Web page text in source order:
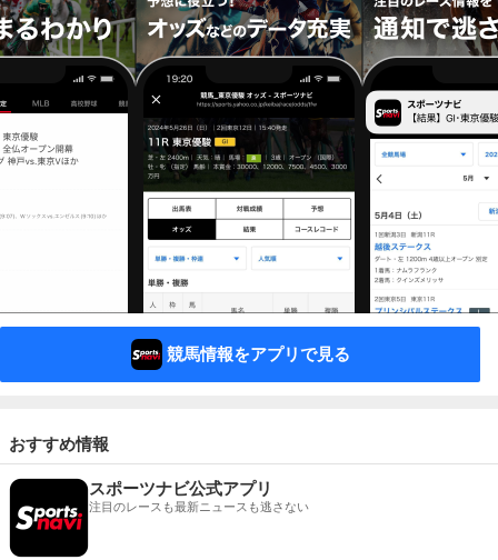
競馬情報をアプリで見る
おすすめ情報
スポーツナビ公式アプリ
注目のレースも最新ニュースも逃さない